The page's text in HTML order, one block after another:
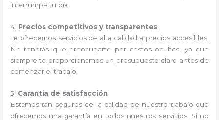
interrumpe tu día.
4. Precios competitivos y transparentes
Te ofrecemos servicios de alta calidad a precios accesibles.
No tendrás que preocuparte por costos ocultos, ya que
siempre te proporcionamos un presupuesto claro antes de
comenzar el trabajo.
5. Garantía de satisfacción
Estamos tan seguros de la calidad de nuestro trabajo que
ofrecemos una garantía en todos nuestros servicios. Si no